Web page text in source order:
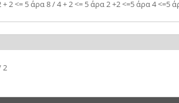
2 <= 5 άρα 8 / 4 + 2 <= 5 άρα 2 +2 <=5 άρα 4 <=5
2